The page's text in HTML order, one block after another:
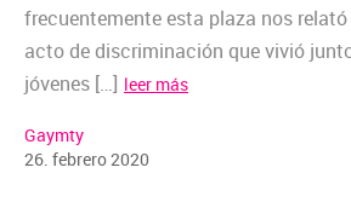
frecuentemente esta plaza nos
acto de discriminación que vivió
jóvenes […] leer más
Gaymty
26 febrero2020